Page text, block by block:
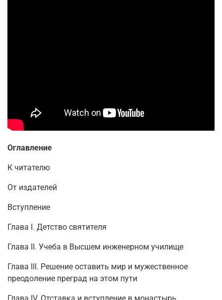
Оглавление
К читателю
От издателей
Вступление
Глава I. Детство святителя
Глава II. Учеба в Высшем инженерном училище
Глава III. Решение оставить мир и мужественное
преодоление преград на этом пути